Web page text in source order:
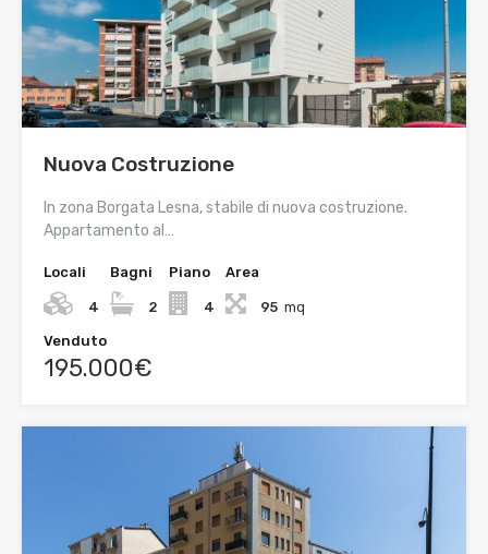
Nuova Costruzione
In zona Borgata Lesna, stabile di nuova costruzione.
Appartamento al…
Locali
4
Bagni
2
Piano
4
Area
95 mq
Venduto
195.000€